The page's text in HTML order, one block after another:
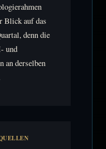
Blick auf das
denn die
und
an derselben